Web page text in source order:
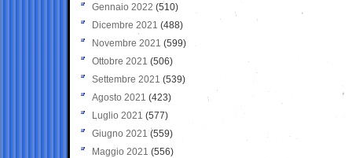
Gennaio 2022 (510)
Dicembre 2021 (488)
Novembre 2021 (599)
Ottobre 2021 (506)
Settembre 2021 (539)
Agosto 2021 (423)
Luglio 2021 (577)
Giugno 2021(559)
Maggio 2021 (556)